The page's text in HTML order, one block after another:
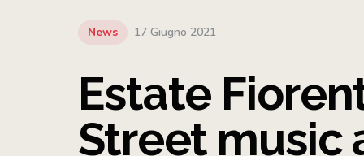
News 17 Giugno 2021
Estate
Street music